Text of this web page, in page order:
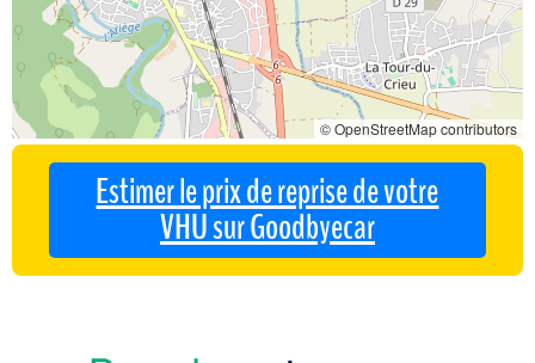
© OpenStreetMap contributors
Estimer le prix de reprise de votre
VHU sur Goodbyecar